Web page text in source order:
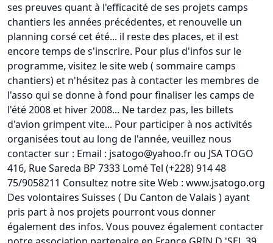
ses preuves quant à l'efficacité de ses projets camps
chantiers les années précédentes, et renouvelle un
planning corsé cet été... il reste des places, et il est
encore temps de s'inscrire. Pour plus d'infos sur le
programme, visitez le site web ( sommaire camps
chantiers) et n'hésitez pas à contacter les membres de
l'asso qui se donne à fond pour finaliser les camps de
l'été 2008 et hiver 2008... Ne tardez pas, les billets
d'avion grimpent vite... Pour participer à nos activités
organisées tout au long de l'année, veuillez nous
contacter sur : Email : jsatogo@yahoo.fr ou JSA TOGO
416, Rue Sareda BP 7333 Lomé Tel (+228) 914 48
75/9058211 Consultez notre site Web : www.jsatogo.org
Des volontaires Suisses ( Du Canton de Valais ) ayant
pris part à nos projets pourront vous donner
également des infos. Vous pouvez également contacter